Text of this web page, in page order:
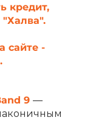
кредит,
"Халва".
сайте -
9 —